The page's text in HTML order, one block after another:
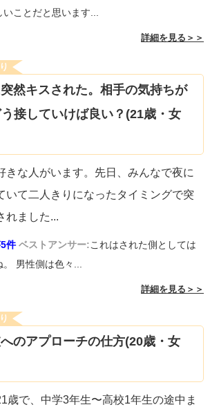
ことだと思います...
詳細を見る＞＞
然キスされた。相手の気持ちが
接していけば良い？(21歳・女
きな人がいます。先日、みんなで夜に
いて二人きりになったタイミングで突
れました...
件 ベストアンサー:これはされた側としては
男性側は色々...
詳細を見る＞＞
のアプローチの仕方(20歳・女
歳で、中学3年生〜高校1年生の途中ま